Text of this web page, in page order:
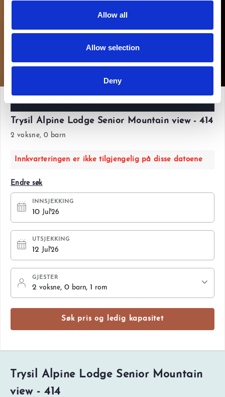
Allow all
Allow selection
Deny
Vis alle bilder
Trysil Alpine Lodge Senior Mountain
view - 414
Trysil Alpine Lodge Senior Mountain view - 414
2 voksne, 0 barn
Innkvarteringen er ikke tilgjengelig på disse datoene
Endre søk
INNSJEKKING
10 Jul'26
UTSJEKKING
12 Jul'26
GJESTER
2 voksne, 0 barn, 1 rom
Søk pris og ledig kapasitet